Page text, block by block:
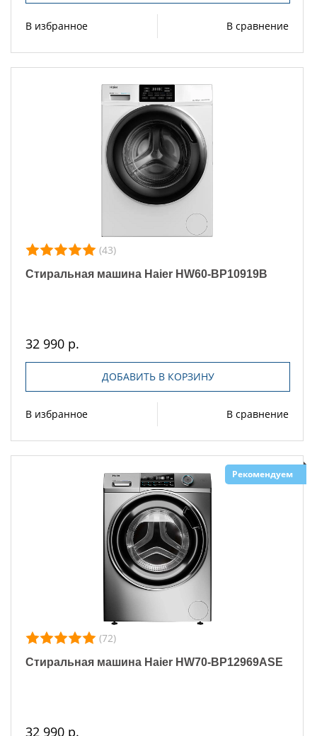
В избранное В сравнение
(43)
Стиральная машина Haier HW60-BP10919B
32 990 р.
ДОБАВИТЬ В КОРЗИНУ
В избранное В сравнение
Рекомендуем
(72)
Стиральная машина Haier HW70-BP12969ASE
32 990 р.